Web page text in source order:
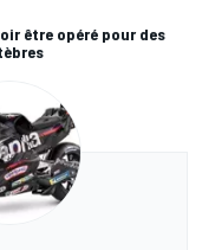
être opéré pour des